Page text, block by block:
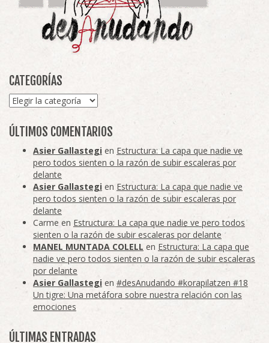
CATEGORÍAS
Categorías
ÚLTIMOS COMENTARIOS
Asier Gallastegi en Estructura: La capa que nadie ve
pero todos sienten o la razón de subir escaleras por
delante
Asier Gallastegi en Estructura: La capa que nadie ve
pero todos sienten o la razón de subir escaleras por
delante
Carme en Estructura: La capa que nadie ve pero todos
sienten o la razón de subir escaleras por delante
MANEL MUNTADA COLELL en Estructura: La capa que
nadie ve pero todos sienten o la razón de subir escaleras
por delante
Asier Gallastegi en #desAnudando #korapilatzen #18
Un tigre: Una metáfora sobre nuestra relación con las
emociones
ÚLTIMAS ENTRADAS